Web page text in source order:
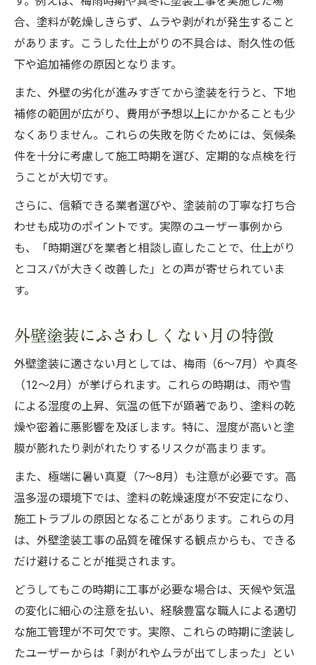
合、塗料が乾燥しきらず、ムラや剥がれが発生すること
があります。こうした仕上がりの不具合は、耐久性の低
下や追加補修の原因となります。
また、外壁の劣化が進みすぎてから塗装を行うと、下地
補修の範囲が広がり、費用が予想以上にかかることも少
なくありません。これらの失敗を防ぐためには、気候条
件を十分に考慮して施工時期を選び、定期的な点検を行
うことが大切です。
さらに、信頼できる業者選びや、塗装前の丁寧な打ち合
わせも成功のポイントです。実際のユーザー事例から
も、「時期選びを業者と相談し直したことで、仕上がり
とコスパが大きく改善した」との声が寄せられていま
す。
外壁塗装にふさわしくない月の特徴
外壁塗装に適さない月としては、梅雨（6～7月）や真冬
（12～2月）が挙げられます。これらの時期は、雨や雪
による湿度の上昇、気温の低下が顕著であり、塗料の乾
燥や密着に悪影響を及ぼします。特に、湿度が高いと塗
膜が膨れたり剥がれたりするリスクが高まります。
また、極端に暑い真夏（7～8月）も注意が必要です。高
温多湿の環境下では、塗料の乾燥速度が不安定になり、
施工トラブルの原因となることがあります。これらの月
は、外壁塗装工事の品質を確保する観点からも、できる
だけ避けることが推奨されます。
どうしてもこの時期に工事が必要な場合は、天候や気温
の変化に細心の注意を払い、経験豊富な職人による適切
な施工管理が不可欠です。実際、これらの時期に塗装し
たユーザーからは「剥がれやムラが出てしまった」とい